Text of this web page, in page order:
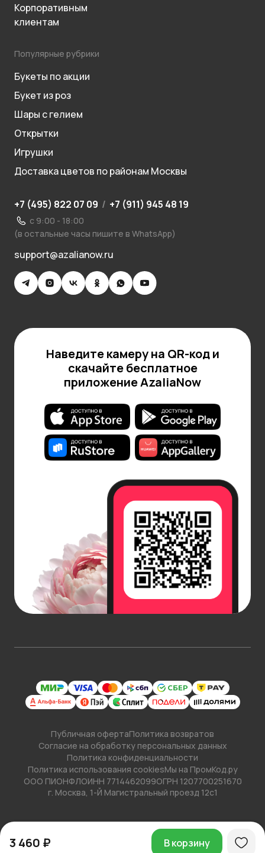
3 460 ₽ В корзину
Корпоративным
клиентам
Популярные рубрики
Букеты по акции
Букет из роз
Шары с гелием
Открытки
Игрушки
Доставка цветов по районам Москвы
+7 (495) 822 07 09 / +7 (911) 945 48 19
с 9:00 - 18:00
(в остальные часы пишите в WhatsApp)
support@azalianow.ru
Наведите камеру на QR-код и
скачайте бесплатное
приложение AzaliaNow
Публичная офертаПолитика возвратов
Согласие на обработку персональных данных
Политика конфиденциальности
Политика использования cookiesМы на ПромКод.ру
ООО ПИОНФЛОИНН 7714462099ОГРН 1207700251670
г. Москва, 1-Й Магистральный проезд 12с1